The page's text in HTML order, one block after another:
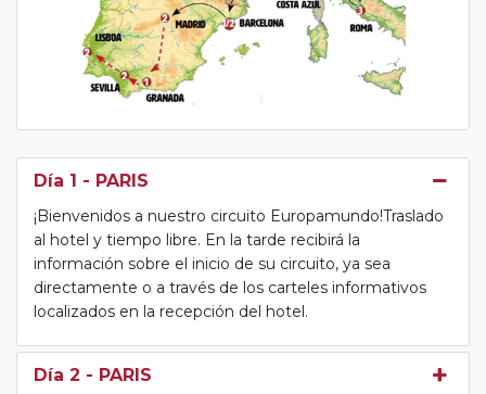
Día 1 - PARIS
¡Bienvenidos a nuestro circuito Europamundo!Traslado
al hotel y tiempo libre. En la tarde recibirá la
información sobre el inicio de su circuito, ya sea
directamente o a través de los carteles informativos
localizados en la recepción del hotel.
Día 2 - PARIS